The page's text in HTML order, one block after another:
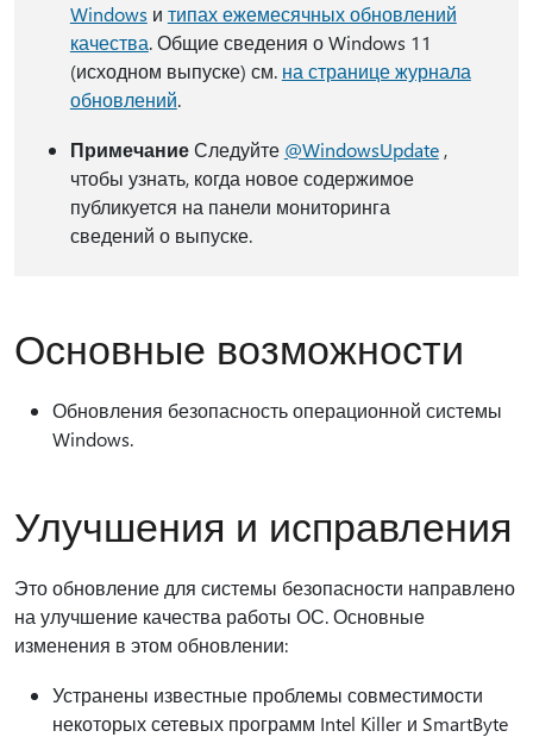
Windows и типах ежемесячных обновлений
качества. Общие сведения о Windows 11
(исходном выпуске) см. на странице журнала
обновлений.
ПримечаниеСледуйте @WindowsUpdate,
чтобы узнать, когда новое содержимое
публикуется на панели мониторинга
сведений о выпуске.
Основные возможности
Обновления безопасность операционной системы
Windows.
Улучшения и исправления
Это обновление для системы безопасности направлено
на улучшение качества работы ОС. Основные
изменения в этом обновлении:
Устранены известные проблемы совместимости
некоторых сетевых программ Intel Killer и SmartByte